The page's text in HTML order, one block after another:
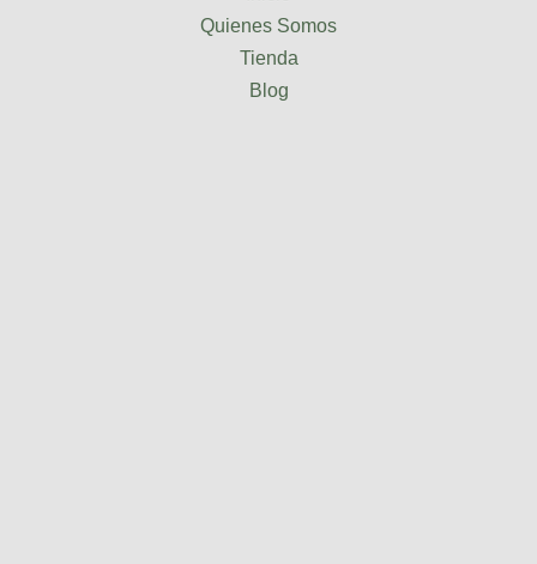
Quienes Somos
Tienda
Blog